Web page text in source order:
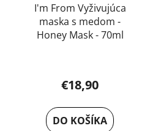
I'm From Vyživujúca
maska s medom -
Honey Mask - 70ml
€18,90
DO KOŠÍKA